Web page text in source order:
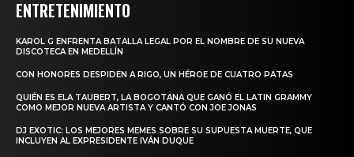
ENTRETENIMIENTO
KAROL G ENFRENTA BATALLA LEGAL POR EL NOMBRE DE SU NUEVA
DISCOTECA EN MEDELLÍN
CON HONORES DESPIDEN A RIGO, UN HÉROE DE CUATRO PATAS
QUIÉN ES ELA TAUBERT, LA BOGOTANA QUE GANÓ EL LATIN GRAMMY
COMO MEJOR NUEVA ARTISTA Y CANTÓ CON JOE JONAS
DJ EXOTIC: LOS MEJORES MEMES SOBRE SU SUPUESTA MUERTE, QUE
INCLUYEN AL EXPRESIDENTE IVÁN DUQUE